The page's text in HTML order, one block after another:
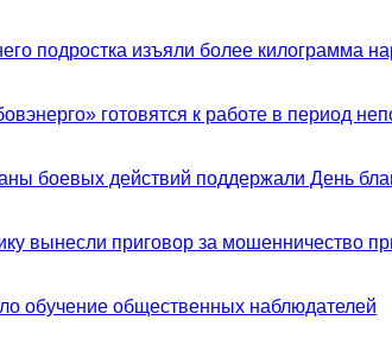
подростка изъяли более килограмма
готовятся к работе в период
боевых действий поддержали День
вынесли приговор за мошенничество
обучение общественных наблюдателей